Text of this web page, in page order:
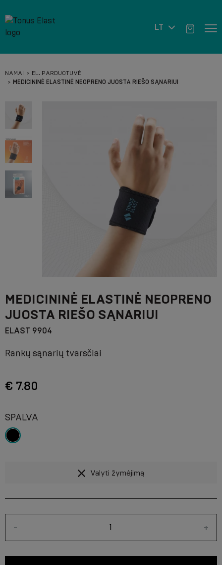
LT
NAMAI
EL. PARDUOTUVĖ
MEDICININĖ ELASTINĖ NEOPRENO JUOSTA RIEŠO SĄNARIUI
MEDICININĖ ELASTINĖ NEOPRENO
JUOSTA RIEŠO SĄNARIUI
ELAST 9904
Rankų sąnarių tvarsčiai
€ 7.80
SPALVA
Valyti žymėjimą
- +